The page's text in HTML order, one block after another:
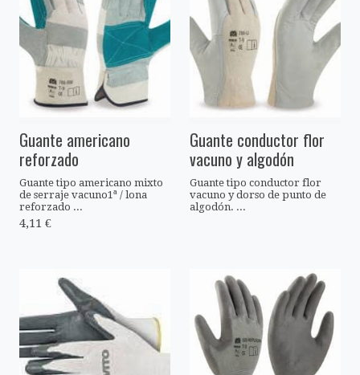
Guante americano
reforzado
Guante tipo americano mixto
de serraje vacuno1ª / lona
reforzado ...
4,11 €
Guante conductor flor
vacuno y algodón
Guante tipo conductor flor
vacuno y dorso de punto de
algodón. ...